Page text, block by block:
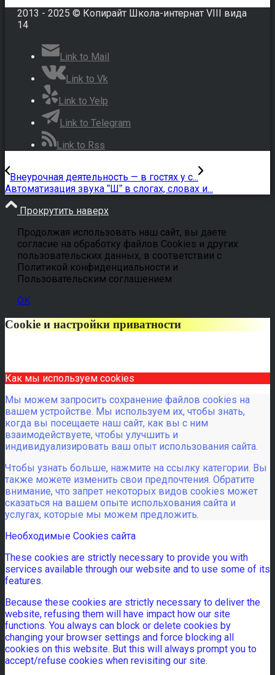
2013 - 2025 © Копирайт Школа-интернат VIII вида
14
Link to Mail
Link to Vk
Link to Yelp
Link to Telegram
Link to Rss
Внеурочная деятельность — в гостях у с...
Автоматизация звука ˮШˮ в слогах, словах и...
Прокрутить наверх
Продолжая использовать наш сайт, вы даете
согласие на обработку файлов Cookies и других
пользовательских данных, в соответствии с
Политикой конфиденциальности и
Пользовательским соглашением
OK
Cookie и настройки приватности
Как мы используем cookies
Мы можем запросить сохранение файлов cookies на
вашем устройстве. Мы используем их, чтобы знать,
когда вы посещаете наш сайт, как вы с ним
взаимодействуете, чтобы улучшить и
индивидуализировать ваш опыт использования сайта.
Чтобы узнать больше, нажмите на ссылку категории. Вы
также можете изменить свои предпочтения. Обратите
внимание, что запрет некоторых видов cookies может
сказаться на вашем опыте испольхования сайта и
услугах, которые мы можем предложить.
Необходимые Cookies сайта
These cookies are strictly necessary to provide you with
services available through our website and to use some of its
features.
Because these cookies are strictly necessary to deliver the
website, refusing them will have impact how our site
functions. You always can block or delete cookies by
changing your browser settings and force blocking all
cookies on this website. But this will always prompt you to
accept/refuse cookies when revisiting our site.